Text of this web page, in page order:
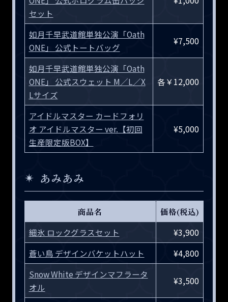
セット
如月千早武道館単独公演「Oath
ONE」 公式トートバッグ
¥7,500
如月千早武道館単独公演「Oath
ONE」 公式スウェット M／L／X
Lサイズ
各￥12,000
アイドルマスター カードフォリ
オ アイドルマスター ver.【初回
生産限定版BOX】
¥5,000
あみあみ
商品名
価格(税込)
細氷 ロックグラスセット
¥3,900
蒼い鳥 デザインバケットハット
¥4,800
Snow White デザインマフラータ
オル
¥3,500